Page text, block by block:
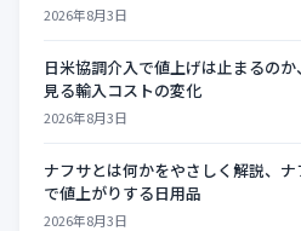
2026年8月3日
日米協調介入で値上げは止まるの
見る輸入コストの変化
2026年8月3日
ナフサとは何かをやさしく解説、
で値上がりする日用品
2026年8月3日